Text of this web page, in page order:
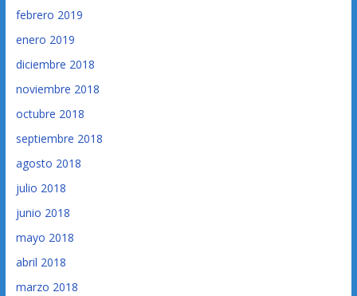
febrero 2019
enero 2019
diciembre 2018
noviembre 2018
octubre 2018
septiembre 2018
agosto 2018
julio 2018
junio 2018
mayo 2018
abril 2018
marzo 2018